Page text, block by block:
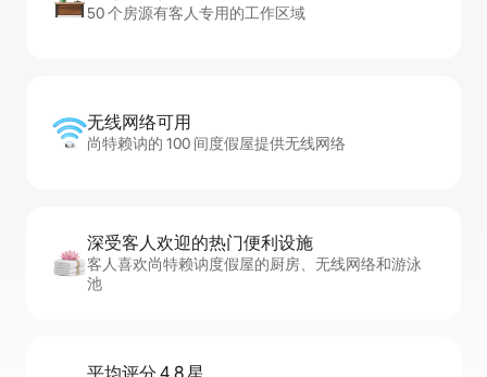
50 个房源有客人专用的工作区域
无线网络可用
尚特赖讷的 100 间度假屋提供无线网络
深受客人欢迎的热门便利设施
客人喜欢尚特赖讷度假屋的厨房、无线网络和游泳
池